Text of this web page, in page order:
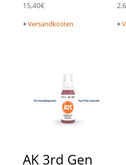
15,40€
+Versandkosten +
AK 3rd Gen